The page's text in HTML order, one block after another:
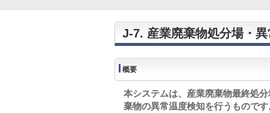
J-7. 産業廃棄物処分場・
概要
本システムは、産業廃棄物最終処
棄物の異常温度検知を行うもので